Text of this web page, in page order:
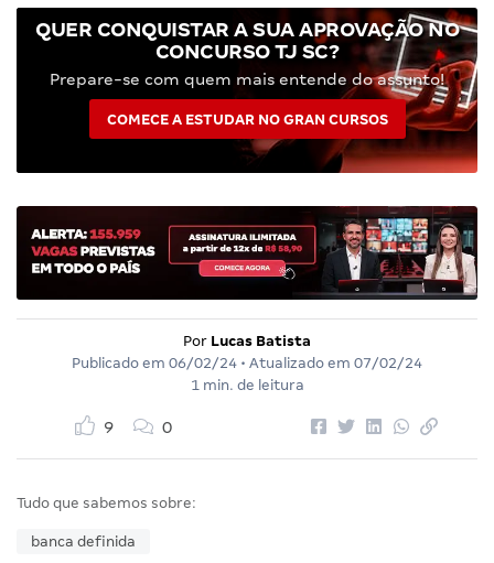
QUER CONQUISTAR A SUA APROVAÇÃO NO
CONCURSO TJ SC?
Prepare-se com quem mais entende do assunto!
COMECE A ESTUDAR NO GRAN CURSOS
Por Lucas Batista
Publicado em 06/02/24 • Atualizado em 07/02/24
1 min. de leitura
9 0
Tudo que sabemos sobre:
banca definida